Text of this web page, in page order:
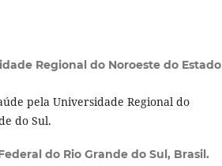
Regional do Noroeste do Estado
pela Universidade Regional do
do Sul.
do Rio Grande do Sul, Brasil.